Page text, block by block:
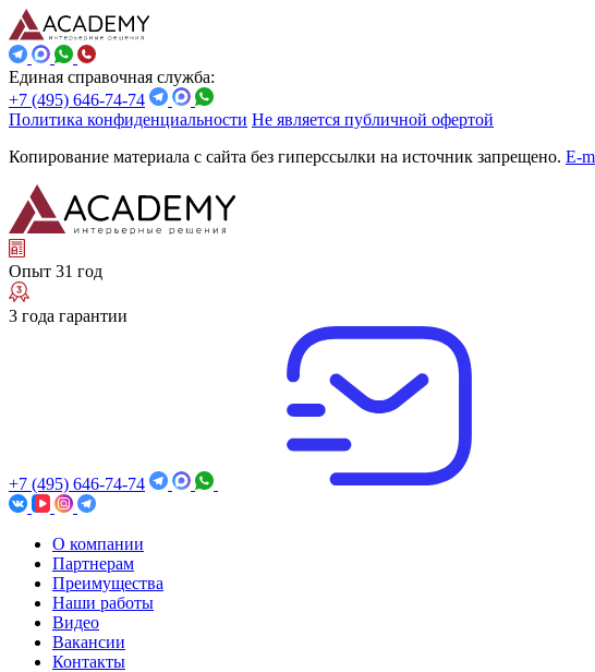
Единая справочная служба:
+7 (495) 646-74-74
Политика конфиденциальности Не является публичной офертой
Копирование материала с сайта без гиперссылки на источник запрещено. E-
Опыт 31 год
3 года гарантии
+7 (495) 646-74-74
О компании
Партнерам
Преимущества
Наши работы
Видео
Вакансии
Контакты